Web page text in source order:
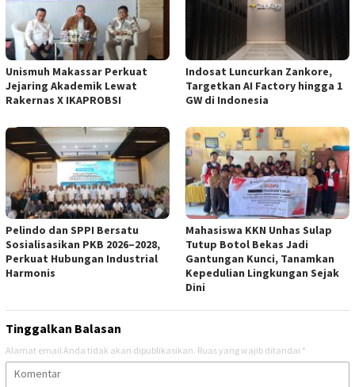
Unismuh Makassar Perkuat
Jejaring Akademik Lewat
Rakernas X IKAPROBSI
Indosat Luncurkan Zankore,
Targetkan AI Factory hingga 1
GW di Indonesia
Pelindo dan SPPI Bersatu
Sosialisasikan PKB 2026–2028,
Perkuat Hubungan Industrial
Harmonis
Mahasiswa KKN Unhas Sulap
Tutup Botol Bekas Jadi
Gantungan Kunci, Tanamkan
Kepedulian Lingkungan Sejak
Dini
Tinggalkan Balasan
Alamat email Anda tidak akan dipublikasikan. Ruas yang wajib ditandai *